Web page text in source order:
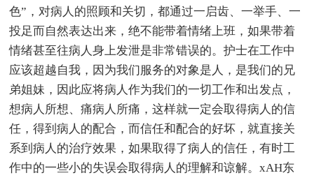
色”，对病人的照顾和关切，都通过一启齿、一举手、一
投足而自然表达出来，绝不能带着情绪上班，如果带着
情绪甚至往病人身上发泄是非常错误的。护士在工作中
应该超越自我，因为我们服务的对象是人，是我们的兄
弟姐妹，因此应将病人作为我们的一切工作和出发点，
想病人所想、痛病人所痛，这样就一定会取得病人的信
任，得到病人的配合，而信任和配合的好坏，就直接关
系到病人的治疗效果，如果取得了病人的信任，有时工
作中的一些小的失误会取得病人的理解和谅解。xAH东